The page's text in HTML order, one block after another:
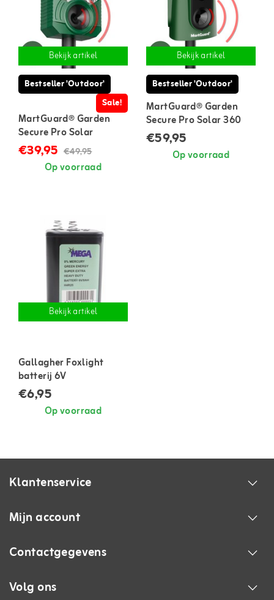
Bekijk artikel
Bestseller 'Outdoor'
Sale!
MartGuard® Garden
Secure Pro Solar
marterverjager voor
buiten
€39,95 €49,95
Op voorraad
Bekijk artikel
Bestseller 'Outdoor'
MartGuard® Garden
Secure Pro Solar 360
marterverjager voor
buiten
€59,95
Op voorraad
Bekijk artikel
Gallagher Foxlight
batterij 6V
€6,95
Op voorraad
Klantenservice
Mijn account
Contactgegevens
Volg ons